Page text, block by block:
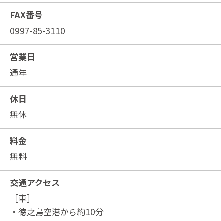
FAX番号
0997-85-3110
営業日
通年
休日
無休
料金
無料
交通アクセス
［車］
・徳之島空港から約10分